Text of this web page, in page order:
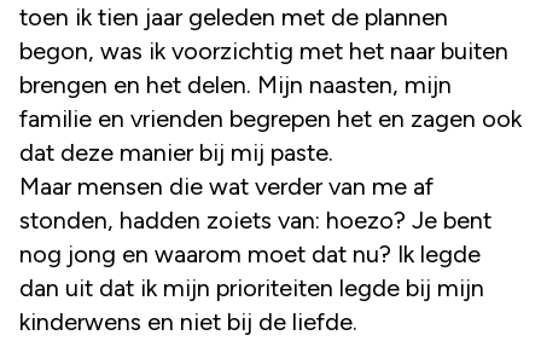
toen ik tien jaar geleden met de plannen
begon, was ik voorzichtig met het naar buiten
brengen en het delen. Mijn naasten, mijn
familie en vrienden begrepen het en zagen ook
dat deze manier bij mij paste.
Maar mensen die wat verder van me af
stonden, hadden zoiets van: hoezo? Je bent
nog jong en waarom moet dat nu? Ik legde
dan uit dat ik mijn prioriteiten legde bij mijn
kinderwens en niet bij de liefde.